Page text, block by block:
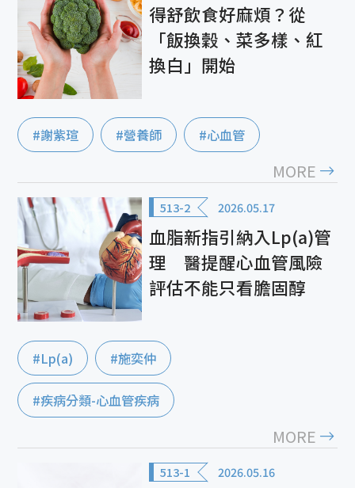
得舒飲食好麻煩？從
「飯換穀、菜多樣、紅
換白」開始
#謝紫瑄 #營養師 #心血管
MORE
513-2 2026.05.17
血脂新指引納入Lp(a)管
理 醫提醒心血管風險
評估不能只看膽固醇
#Lp(a) #施奕仲
#疾病分類-心血管疾病
MORE
513-1 2026.05.16